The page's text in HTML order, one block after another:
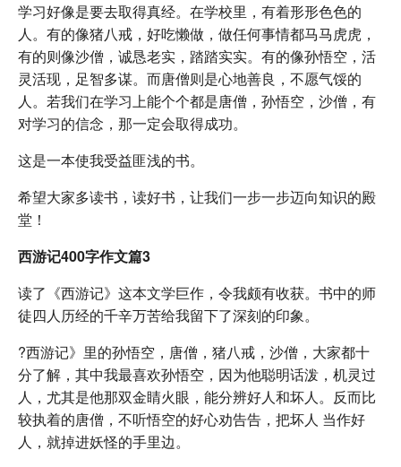
学习好像是要去取得真经。在学校里，有着形形色色的
人。有的像猪八戒，好吃懒做，做任何事情都马马虎虎，
有的则像沙僧，诚恳老实，踏踏实实。有的像孙悟空，活
灵活现，足智多谋。而唐僧则是心地善良，不愿气馁的
人。若我们在学习上能个个都是唐僧，孙悟空，沙僧，有
对学习的信念，那一定会取得成功。
这是一本使我受益匪浅的书。
希望大家多读书，读好书，让我们一步一步迈向知识的殿
堂！
西游记400字作文篇3
读了《西游记》这本文学巨作，令我颇有收获。书中的师
徒四人历经的千辛万苦给我留下了深刻的印象。
?西游记》里的孙悟空，唐僧，猪八戒，沙僧，大家都十
分了解，其中我最喜欢孙悟空，因为他聪明话泼，机灵过
人，尤其是他那双金睛火眼，能分辨好人和坏人。反而比
较执着的唐僧，不听悟空的好心劝告告，把坏人 当作好
人，就掉进妖怪的手里边。